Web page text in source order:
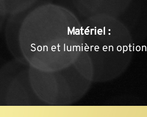
Matériel :
Son et lumière en option